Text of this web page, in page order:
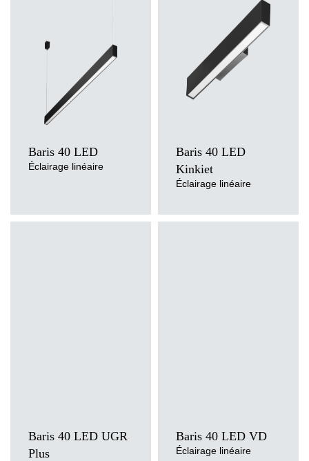
Baris 40 LED
Éclairage linéaire
Baris 40 LED
Kinkiet
Éclairage linéaire
Méthode de montage
Source de lumière
Type de diffuseur
OPALE, PRM
Baris 40 LED UGR
Plus
Baris 40 LED VD
Éclairage linéaire